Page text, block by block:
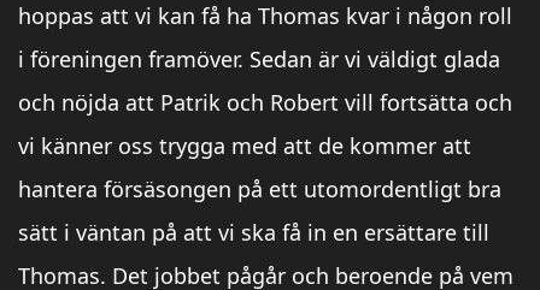
hoppas att vi kan få ha Thomas kvar i någon roll
i föreningen framöver. Sedan är vi väldigt glada
och nöjda att Patrik och Robert vill fortsätta och
vi känner oss trygga med att de kommer att
hantera försäsongen på ett utomordentligt bra
sätt i väntan på att vi ska få in en ersättare till
Thomas. Det jobbet pågår och beroende på vem